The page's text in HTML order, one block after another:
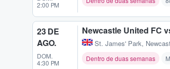
2:00 PM
23 DE
AGO.
DOM.
4:30 PM
Newcastle United FC
St. James' Park,
Dentro de duas semanas